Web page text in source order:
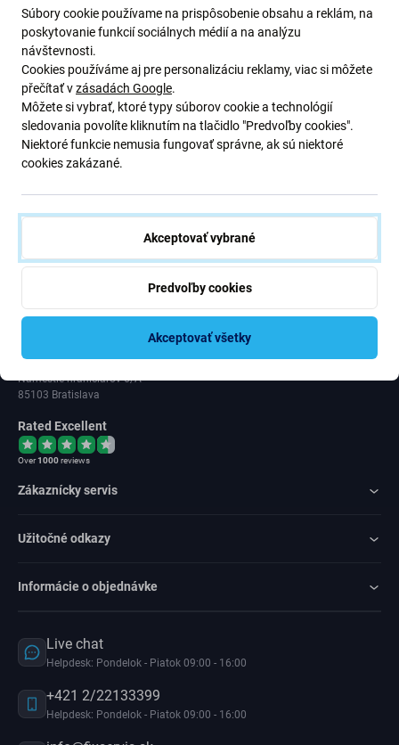
Prihláste sa na odber newslettera ohľadom zliav a noviniek z našej
ponuky.
Odoslaním tohto formulára potvrdzujem, že mám viac ako 16
rokov.
Odoberať
ID: 47 019 948
Námestie hraničiarov 6/A
85103 Bratislava
Rated Excellent
Over1000reviews
Zákaznícky servis
Užitočné odkazy
Informácie o objednávke
Live chat
Helpdesk: Pondelok - Piatok 09:00 - 16:00
+421 2/22133399
Helpdesk: Pondelok - Piatok 09:00 - 16:00
Súbory cookie používame na prispôsobenie obsahu a reklám, na
poskytovanie funkcií sociálnych médií a na analýzu
návštevnosti.
Cookies používáme aj pre personalizáciu reklamy, viac si môžete
přečítať vzásadách Google.
Môžete si vybrať, ktoré typy súborov cookie a technológií
sledovania povolíte kliknutím na tlačidlo "Predvoľby cookies".
Niektoré funkcie nemusia fungovať správne, ak sú niektoré
cookies zakázané.
Akceptovať vybrané
Predvoľby cookies
Akceptovať všetky